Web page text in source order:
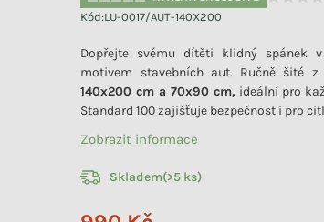
Kód:LU-0017/AUT-140X200
Skladem(>5 ks)
Dopřejte svému dítěti klidný spánek
motivem stavebních aut. Ručně šité
140x200 cm a 70x90 cm, ideální pro
Standard 100 zajišťuje bezpečnost i pro
Zobrazit informace